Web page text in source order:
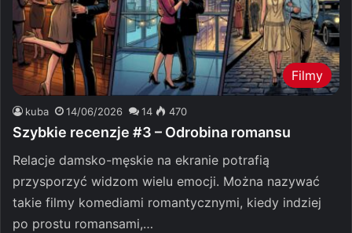
Filmy
kuba 14/06/2026 14 470
Szybkie recenzje #3 – Odrobina romansu
Relacje damsko-męskie na ekranie potrafią
przysporzyć widzom wielu emocji. Można nazywać
takie filmy komediami romantycznymi, kiedy indziej
po prostu romansami,…